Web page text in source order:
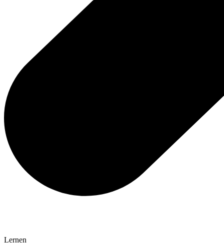
Lernen